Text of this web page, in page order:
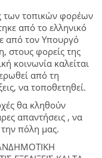
των τοπικών φορέων
από το ελληνικό
από τον Υπουργό
στους φορείς της
κοινωνία καλείται
από τη
να τοποθετηθεί.
θα κληθούν
απαντήσεις , να
πόλη μας.